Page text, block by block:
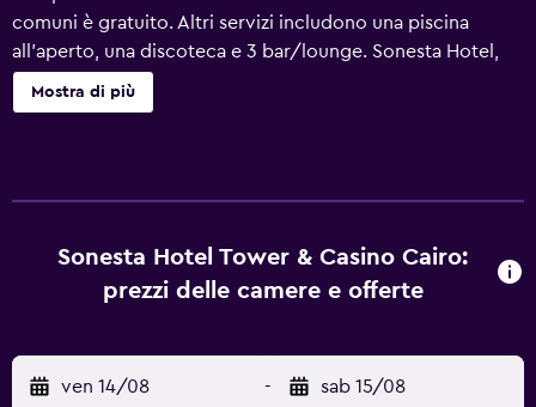
comuni è gratuito. Altri servizi includono una piscina
all'aperto, una discoteca e 3 bar/lounge. Sonesta Hotel,
Tower & Casino - Cairo offre 409 sistemazioni con minibar
e casseforti in camera. I letti hanno materassi Select
Internet utilizzando la connessione wireless gratuita. Sono
disponibili scrivania e telefono. Le camere sono provviste
richiesta è disponibile inoltre: ferro/asse da stiro. Sono
presenti una piscina all'aperto, una piscina per bambini e
Mostra di più
Sonesta Hotel Tower & Casino Cairo:
prezzi delle camere e offerte
ven 14/08 - sab 15/08